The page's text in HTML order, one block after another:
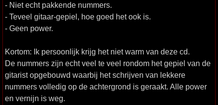
- Niet echt pakkende nummers.
- Teveel gitaar-gepiel, hoe goed het ook is.
- Geen power.
Kortom: Ik persoonlijk krijg het niet warm van deze cd.
De nummers zijn echt veel te veel rondom het gepiel van de
gitarist opgebouwd waarbij het schrijven van lekkere
nummers volledig op de achtergrond is geraakt. Alle power
en vernijn is weg.